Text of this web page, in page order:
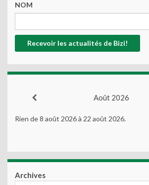
NOM
Août 2026
Rien de 8 août 2026 à 22 août 2026.
Archives